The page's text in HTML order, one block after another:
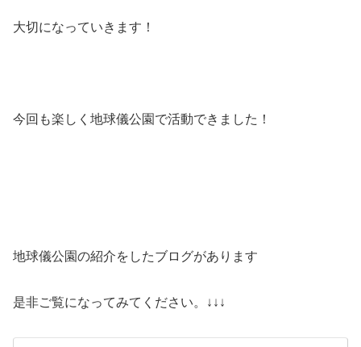
大切になっていきます！
今回も楽しく地球儀公園で活動できました！
地球儀公園の紹介をしたブログがあります
是非ご覧になってみてください。↓↓↓